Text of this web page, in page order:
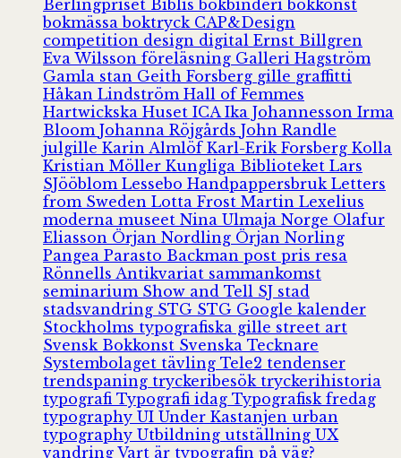
Berlingpriset Biblisbokbinderibokkonst
bokmässaboktryck CAP&Design
competition design digital Ernst Billgren
Eva Wilsson föreläsning Galleri Hagström
Gamla stan Geith Forsberg gille graffitti
Håkan Lindström Hall of Femmes
Hartwickska Huset ICA Ika Johannesson Irma
Bloom Johanna Röjgårds John Randle
julgille Karin Almlöf Karl-Erik Forsberg Kolla
Kristian Möller Kungliga Biblioteket Lars
SJööblom Lessebo Handpappersbruk Letters
from Sweden Lotta Frost Martin Lexelius
moderna museet Nina Ulmaja Norge Olafur
Eliasson Örjan Nordling Örjan Norling
Pangea Parasto Backman post pris resa
Rönnells Antikvariat sammankomst
seminarium Show and Tell SJ stad
stadsvandring STG STG Google kalender
Stockholms typografiska gille street art
Svensk Bokkonst Svenska Tecknare
Systembolaget tävling Tele2 tendenser
trendspaning tryckeribesök tryckerihistoria
typografi Typografi idag Typografisk fredag
typography UI Under Kastanjen urban
typography Utbildning utställning UX
vandring Vart är typografin på väg?